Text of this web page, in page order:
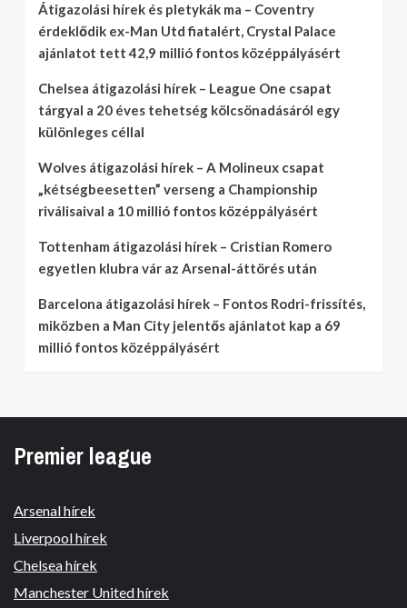
Átigazolási hírek és pletykák ma – Coventry
érdeklődik ex-Man Utd fiatalért, Crystal Palace
ajánlatot tett 42,9 millió fontos középpályásért
Chelsea átigazolási hírek – League One csapat
tárgyal a 20 éves tehetség kölcsönadásáról egy
különleges céllal
Wolves átigazolási hírek – A Molineux csapat
„kétségbeesetten” verseng a Championship
riválisaival a 10 millió fontos középpályásért
Tottenham átigazolási hírek – Cristian Romero
egyetlen klubra vár az Arsenal-áttörés után
Barcelona átigazolási hírek – Fontos Rodri-frissítés,
miközben a Man City jelentős ajánlatot kap a 69
millió fontos középpályásért
Premier league
Arsenal hírek
Liverpool hírek
Chelsea hírek
Manchester United hírek